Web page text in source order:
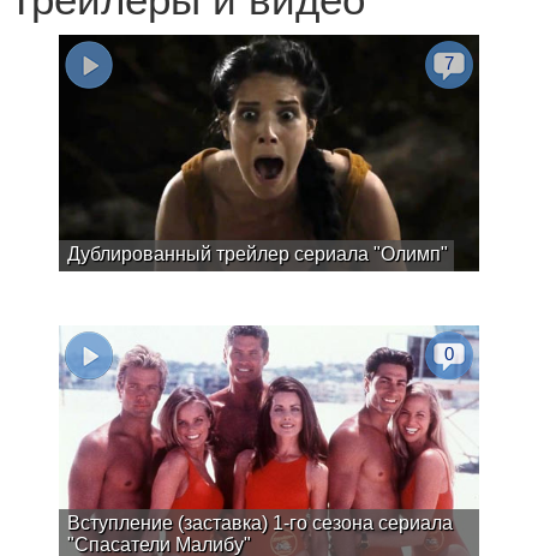
Дублированный трейлер сериала "Олимп"
7
Вступление (заставка) 1-го сезона сериала
"Спасатели Малибу"
0